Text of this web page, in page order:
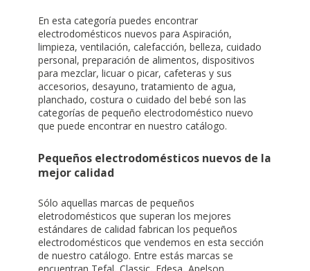
En esta categoría puedes encontrar
electrodomésticos nuevos para Aspiración,
limpieza, ventilación, calefacción, belleza, cuidado
personal, preparación de alimentos, dispositivos
para mezclar, licuar o picar, cafeteras y sus
accesorios, desayuno, tratamiento de agua,
planchado, costura o cuidado del bebé son las
categorías de pequeño electrodoméstico nuevo
que puede encontrar en nuestro catálogo.
Pequeños electrodomésticos nuevos de la
mejor calidad
Sólo aquellas marcas de pequeños
eletrodomésticos que superan los mejores
estándares de calidad fabrican los pequeños
electrodomésticos que vendemos en esta sección
de nuestro catálogo. Entre estás marcas se
Cookies necesarias
Estas cookies son necesarias para que el sitio web
funcione y no se pueden desactivar en nuestros sistemas.
Puede configurar su navegador para bloquear o alertar
sobre estas cookies, pero alguna áreas del sitio no
funcionarán. Estas cookies no almacenan ninguna
información de identificación personal.
Cookies Utilizadas:
COOKIELEGALFERSAY, VSF904, PHPSESSID, wp-settings-1,
Cookies de rendimiento
tráfico para poder evaluar el rendimiento de nuestro sitio y
mejorarlo. Nos ayudan a saber qué páginas son las más o
menos visitadas, y cómo los visitantes navegan por el sitio.
Toda la información que recogen estas cookies es
agregada y, por lo tanto, es anónima.
Cookies Utilizadas: